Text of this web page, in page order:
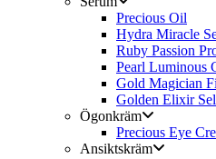
Precious Oil
Hydra Miracle
Ruby Passion
Pearl Luminous
Gold Magician
Golden Elixir
Ögonkräm
Precious Eye
Ansiktskräm